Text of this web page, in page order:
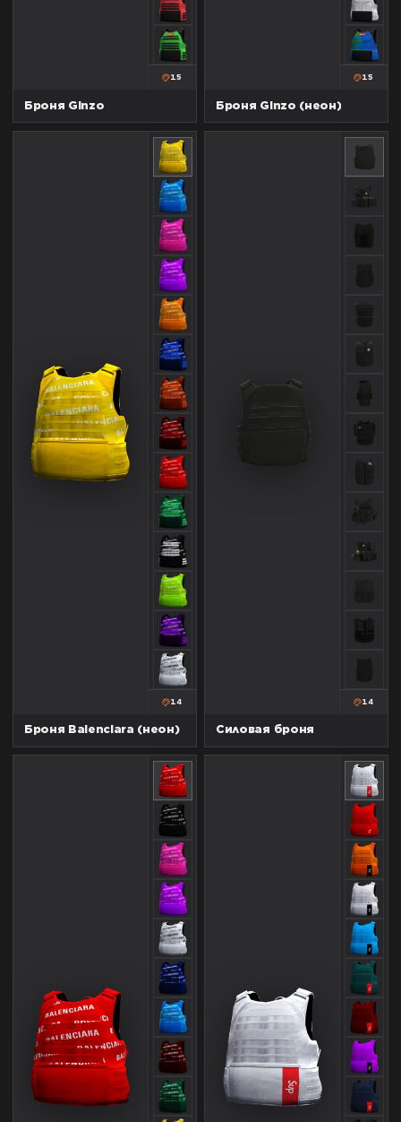
15
Броня Ginzo
15
Броня Ginzo (неон)
14
Броня Balenciara (неон)
14
Силовая броня